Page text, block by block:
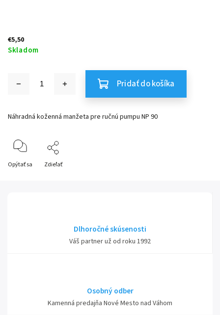
€5,50
Skladom
Pridať do košíka
Náhradná koženná manžeta pre ručnú pumpu NP 90
Opýtať sa Zdieľať
Dlhoročné skúsenosti
Váš partner už od roku 1992
Osobný odber
Kamenná predajňa Nové Mesto nad Váhom